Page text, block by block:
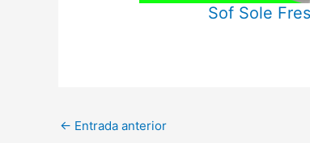
Sof Sole
← Entrada anterior